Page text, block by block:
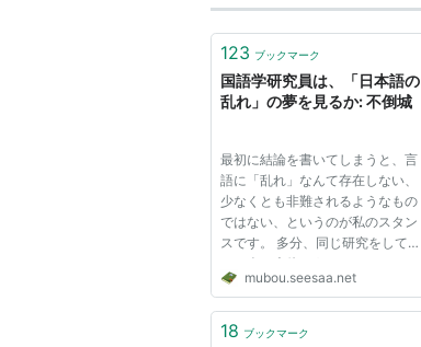
123 ブックマーク
国語学研究員は、「日本語の
乱れ」の夢を見るか: 不倒城
最初に結論を書いてしまうと、言
語に「乱れ」なんて存在しない、
少なくとも非難されるようなもの
ではない、というのが私のスタン
スです。 多分、同じ研究をして
いた人は大体そうなんじゃないか
と思います。私の研究室で「日本
う考え方の人を観測したことは一
mubou.seesaa.net
18 ブックマーク